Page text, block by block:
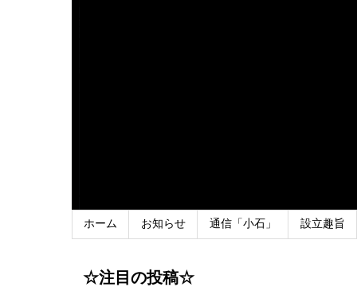
ホーム お知らせ 通信「小石」 設立趣旨
☆注目の投稿☆